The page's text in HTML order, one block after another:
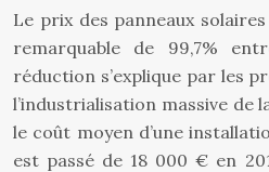
Le prix des panneaux
remarquable de 99,7%
réduction s’explique par les
l’industrialisation massive de
le coût moyen d’une
est passé de 18 000 € en